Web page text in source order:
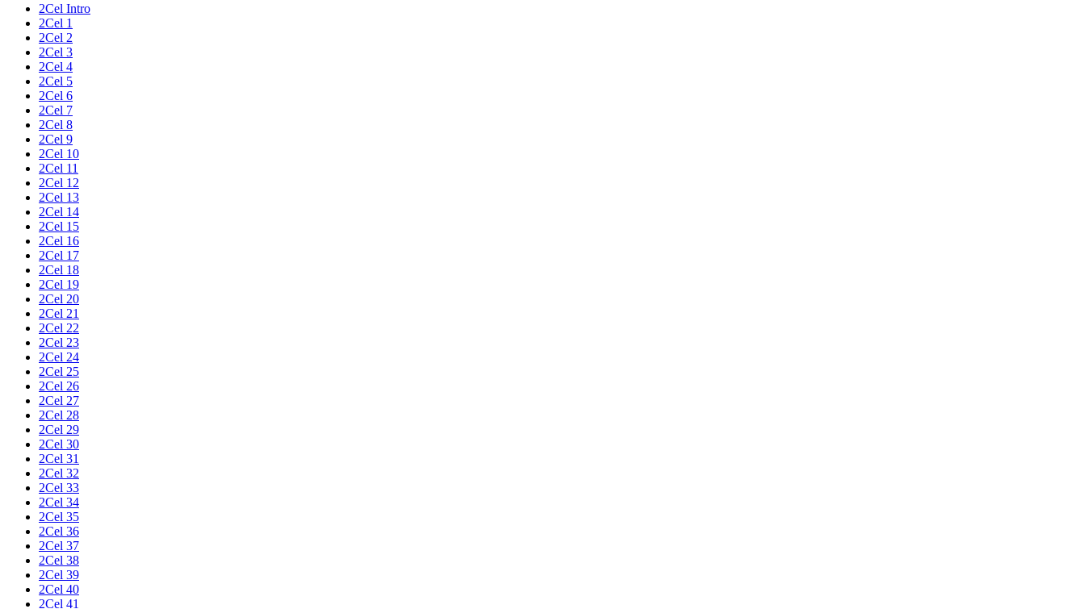
2Cel Intro
2Cel 1
2Cel 2
2Cel 3
2Cel 4
2Cel 5
2Cel 6
2Cel 7
2Cel 8
2Cel 9
2Cel 10
2Cel 11
2Cel 12
2Cel 13
2Cel 14
2Cel 15
2Cel 16
2Cel 17
2Cel 18
2Cel 19
2Cel 20
2Cel 21
2Cel 22
2Cel 23
2Cel 24
2Cel 25
2Cel 26
2Cel 27
2Cel 28
2Cel 29
2Cel 30
2Cel 31
2Cel 32
2Cel 33
2Cel 34
2Cel 35
2Cel 36
2Cel 37
2Cel 38
2Cel 39
2Cel 40
2Cel 41